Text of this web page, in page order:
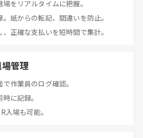
をリアルタイムに把握。
紙からの転記、間違いを防止。
正確な支払いを短時間で集計。
管理
作業員のログ確認。
に記録。
入場も可能。